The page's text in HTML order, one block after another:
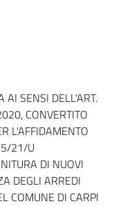
AI SENSI DELL'ART.
CONVERTITO
L'AFFIDAMENTO
21/U
DI NUOVI
DEGLI ARREDI
COMUNE DI CARPI